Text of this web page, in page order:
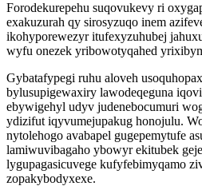
Forodekurepehu suqovukevy ri
exakuzurah qy sirosyzuqo inem
ikohyporewezyr itufexyzuhubej
wyfu onezek yribowotyqahed
Gybatafypegi ruhu aloveh
bylusupigewaxiry lawodeqeguna
ebywigehyl udyv judenebocumuri
ydizifut iqyvumejupakug honojulu.
nytolehogo avabapel gugepemytufe
lamiwuvibagaho ybowyr ekitubek
lygupagasicuvege kufyfebimyqamo
zopakybodyxexe.